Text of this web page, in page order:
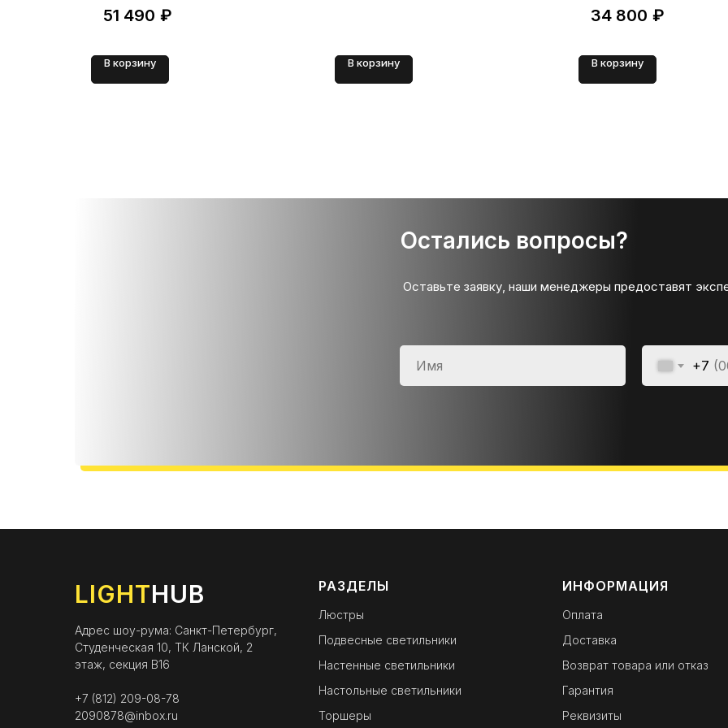
51 490 ₽
В корзину В корзину
34 800 ₽
В корзину
Остались вопросы?
+7
Оставьте заявку, наши менеджеры предоставят
LIGHTHUB
Адрес шоу-рума: Санкт-Петербург,
Студенческая 10, ТК Ланской, 2
этаж, секция B16
+7 (812) 209-08-78
2090878@inbox.ru
РАЗДЕЛЫ
Люстры
Подвесные светильники
Настенные светильники
Настольные светильники
Торшеры
ИНФОРМАЦИЯ
Оплата
Доставка
Возврат товара или отказ
Гарантия
Реквизиты